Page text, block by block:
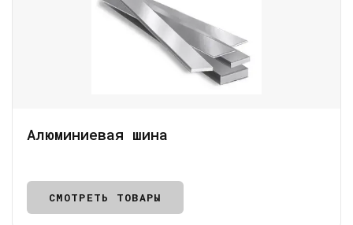
Алюминиевая шина
СМОТРЕТЬ ТОВАРЫ